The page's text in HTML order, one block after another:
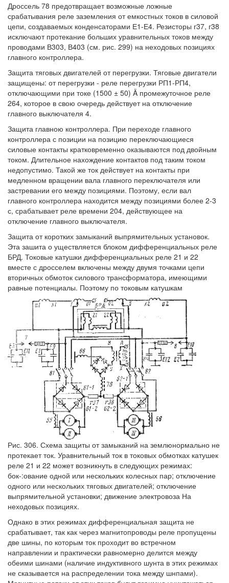
Дроссель 78 предотвращает возможные ложные
срабатывания реле заземления от емкостных токов в силовой
цепи, создаваемых конденсаторами Е1-Е4. Резисторы г37, г38
исключают протекание больших уравнительных токов между
проводами В303, В403 (см. рис. 299) на неходовых позициях
главного контроллера.
Защита тяговых двигателей от перегрузки. Тяговые двигатели
защищены: от перегрузки - реле перегрузки РП1-РП4,
отключающими при токе (1500 ± 50) Ä промежуточное реле
264, которое в свою очередь действует на отключение
главного выключателя 4.
Защита главною контроллера. При переходе главного
контроллера с позиции на позицию переключающиеся
силовые контакты кратковременно оказываются под двойным
током. Длительное нахождение контактов под таким током
недопустимо. Такой же ток действует на контакты при
медленном вращении вала главного переключателя или
застревании его между позициями. Поэтому, если вал
главного контроллера находится между позициями более 2-3
с, срабатывает реле времени 204, действующее на
отключение главного выключателя.
Защита от коротких замыканий выпрямительных установок.
Эта зашита о уществляется блоком дифференциальных реле
БРД. Токовые катушки дифференциальных реле 21 и 22
вместе с дросселем включены между двумя точками цепи
вторичных обмоток силового трансформатора, имеющими
равные потенциалы. Поэтому по токовым катушкам
Рис. 306. Схема защиты от замыканий на землюнормально не
протекает ток. Уравнительный ток в токовых обмотках катушек
реле 21 и 22 может возникнуть в следующих режимах:
бок-:ование одной или нескольких колесных пар; отключение
одного или нескольких тяговых двигателей; отключение
выпрямительной установки; движение электровоза На
неходовых позициях.
Однако в этих режимах дифференциальная защита не
срабатывает, так как через магнитопроводы реле пропущены
две шины, по которым ток проходит во встречном
направлении и практически равномерно делится между
обеими шинами (наличие индуктивного шунта в этих режимах
не сказывается на распределении тока между шнпами).